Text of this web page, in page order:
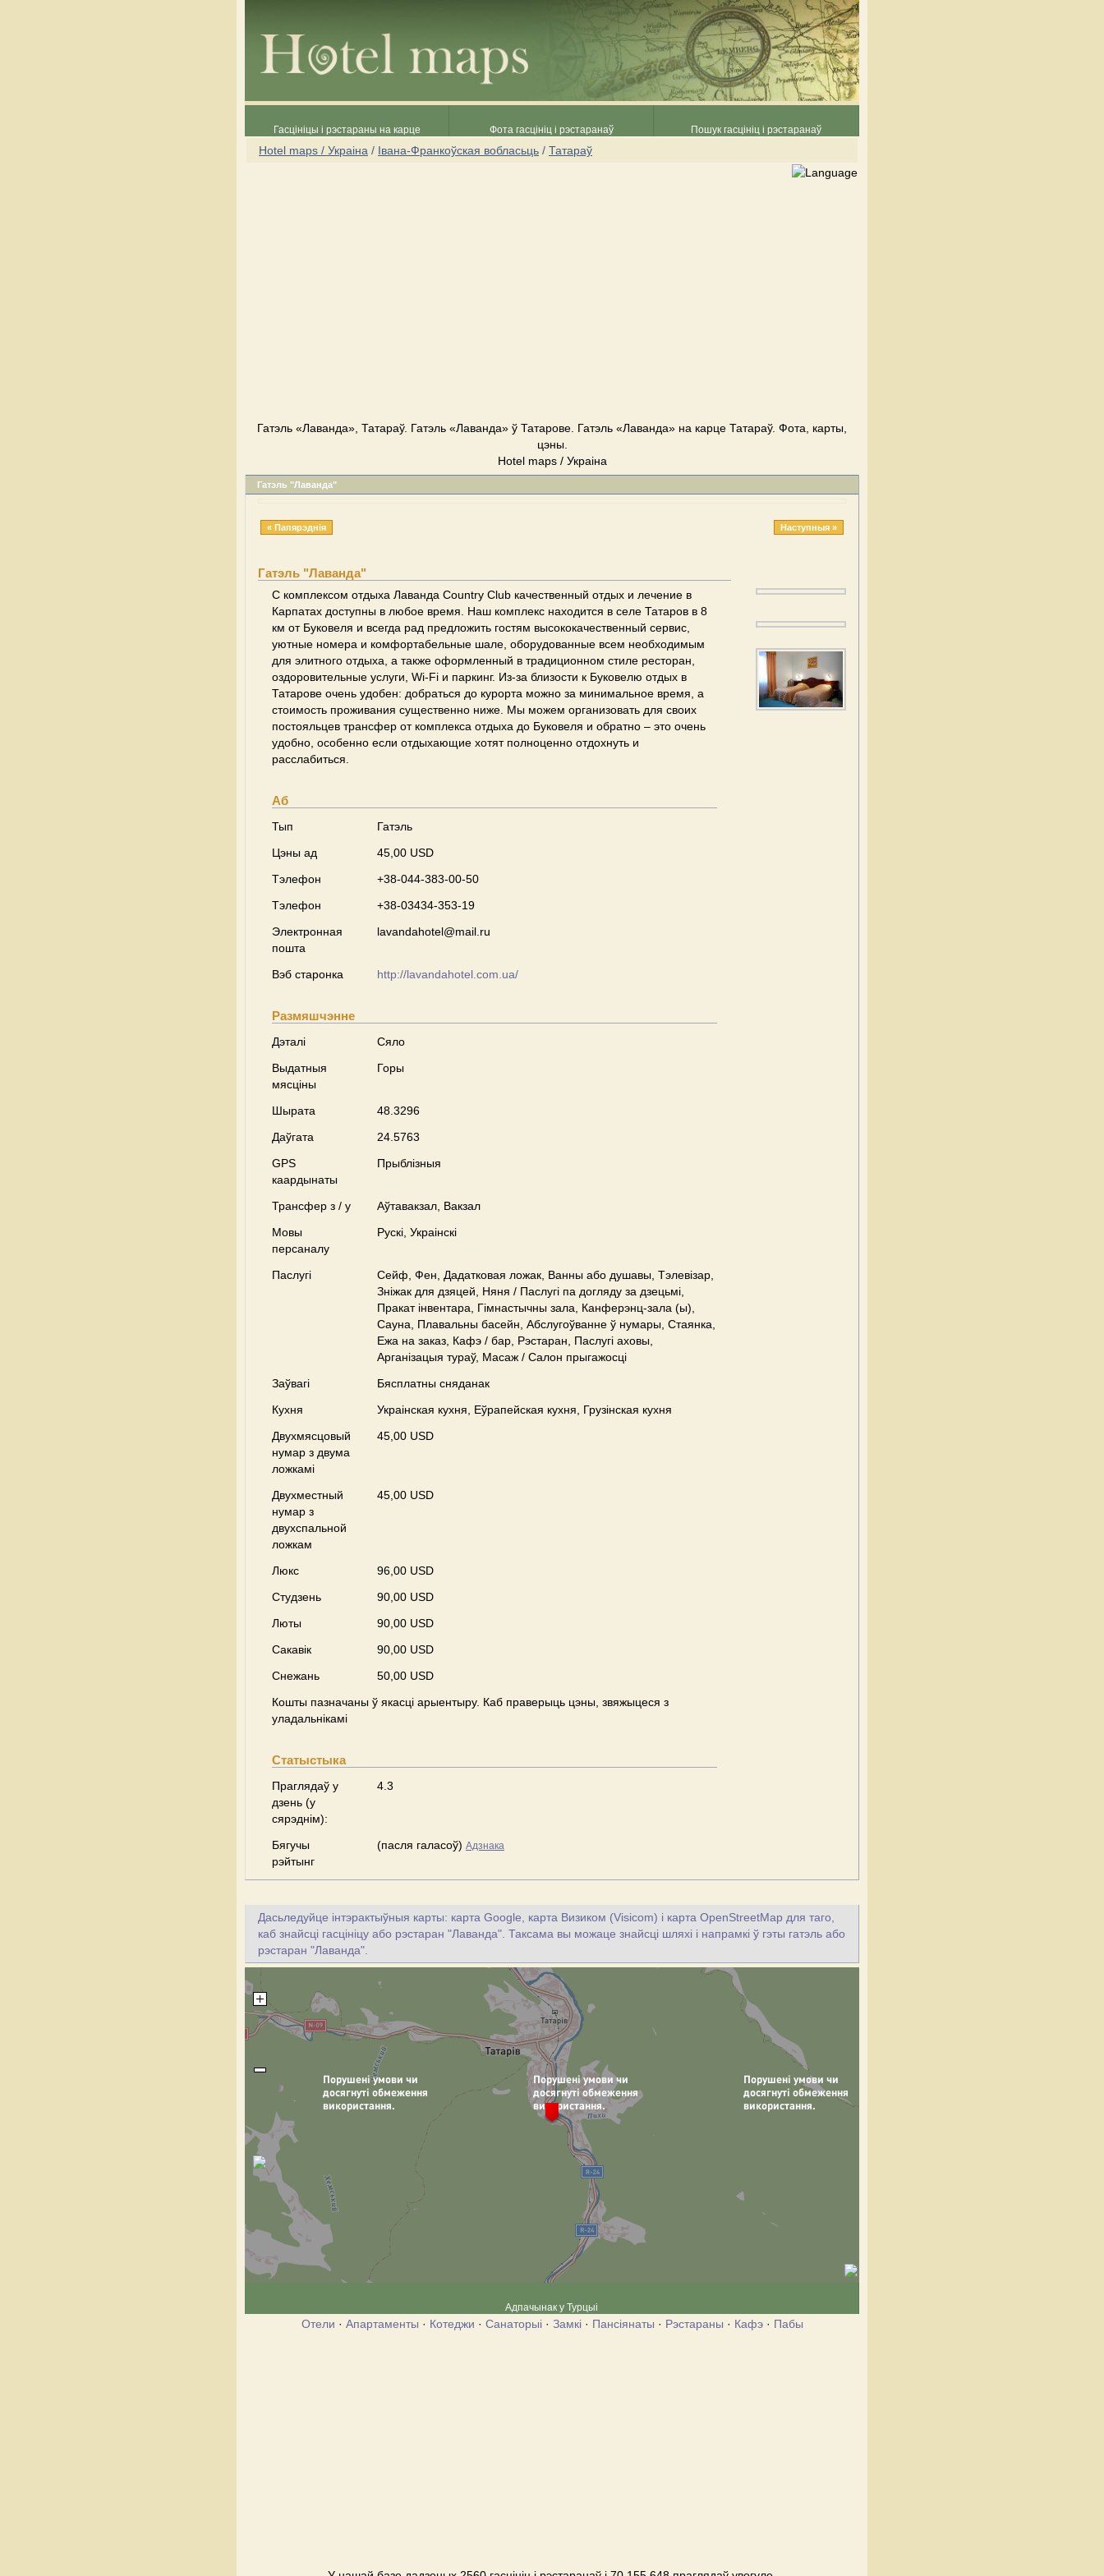
Гасцініцы і рэстараны на карце Фота гасцініц і рэстаранаў Пошук гасцініц і рэстаранаў
Hotel maps / Украіна / Івана-Франкоўская вобласьць / Татараў
Гатэль «Лаванда», Татараў. Гатэль «Лаванда» ў Татарове. Гатэль «Лаванда» на карце Татараў. Фота, карты,
цэны.
Hotel maps / Украіна
Гатэль "Лаванда"
« Папярэднія Наступныя »
Гатэль "Лаванда"
С комплексом отдыха Лаванда Country Club качественный отдых и лечение в
Карпатах доступны в любое время. Наш комплекс находится в селе Татаров в 8
км от Буковеля и всегда рад предложить гостям высококачественный сервис,
уютные номера и комфортабельные шале, оборудованные всем необходимым
для элитного отдыха, а также оформленный в традиционном стиле ресторан,
оздоровительные услуги, Wi-Fi и паркинг. Из-за близости к Буковелю отдых в
Татарове очень удобен: добраться до курорта можно за минимальное время, а
стоимость проживания существенно ниже. Мы можем организовать для своих
постояльцев трансфер от комплекса отдыха до Буковеля и обратно – это очень
удобно, особенно если отдыхающие хотят полноценно отдохнуть и
расслабиться.
Аб
Тып
Гатэль
Цэны ад
45,00 USD
Тэлефон
+38-044-383-00-50
Тэлефон
+38-03434-353-19
Электронная
пошта
lavandahotel@mail.ru
Вэб старонка http://lavandahotel.com.ua/
Размяшчэнне
Дэталі
Сяло
Выдатныя
мясціны
Горы
Шырата
48.3296
Даўгата
24.5763
GPS
каардынаты
Прыблізныя
Трансфер з / у
Аўтавакзал, Вакзал
Мовы
персаналу
Рускі, Украінскі
Паслугі
Сейф, Фен, Дадатковая ложак, Ванны або душавы, Тэлевізар,
Зніжак для дзяцей, Няня / Паслугі па догляду за дзецьмі,
Пракат інвентара, Гімнастычны зала, Канферэнц-зала (ы),
Сауна, Плавальны басейн, Абслугоўванне ў нумары, Стаянка,
Ежа на заказ, Кафэ / бар, Рэстаран, Паслугі аховы,
Арганізацыя тураў, Масаж / Салон прыгажосці
Заўвагі
Бясплатны сняданак
Кухня
Украінская кухня, Еўрапейская кухня, Грузінская кухня
Двухмясцовый
нумар з двума
ложкамі
45,00 USD
Двухместный
нумар з
двухспальной
ложкам
45,00 USD
Люкс
96,00 USD
Студзень
90,00 USD
Люты
90,00 USD
Сакавік
90,00 USD
Снежань
50,00 USD
Кошты пазначаны ў якасці арыентыру. Каб праверыць цэны, звяжыцеся з
уладальнікамі
Статыстыка
Праглядаў у
дзень (у
сярэднім):
4.3
Бягучы
рэйтынг
(пасля галасоў) Адзнака
Дасьледуйце інтэрактыўныя карты: карта Google, карта Визиком (Visicom) і карта OpenStreetMap для таго,
каб знайсці гасцініцу або рэстаран "Лаванда". Таксама вы можаце знайсці шляхі і напрамкі ў гэты гатэль або
рэстаран "Лаванда".
Адпачынак у Турцыі
Отели · Апартаменты · Котеджи · Санаторыі· Замкі· Пансіянаты · Рэстараны · Кафэ· Пабы